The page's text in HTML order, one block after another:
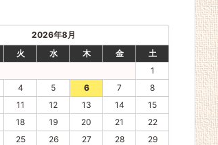
2026年8月
火 水 木 金
土
1
4 5 6 7
8
11 12 13 14
15
18 19 20 21
22
25 26 27 28
29